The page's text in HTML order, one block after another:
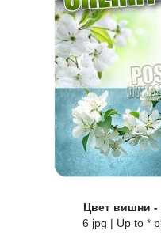
Цвет вишни -
6 jpg | Up to *